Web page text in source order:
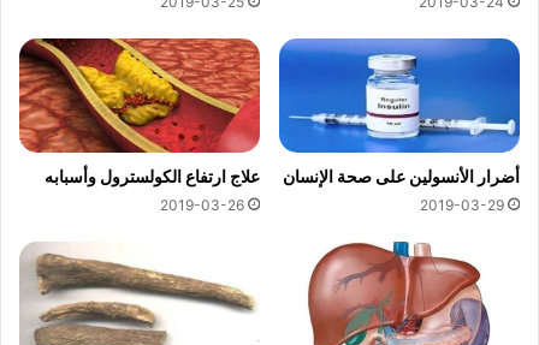
أضرار الأنسولين على صحة الإنسان
2019-03-29
علاج ارتفاع الكولسترول وأسبابه
2019-03-26